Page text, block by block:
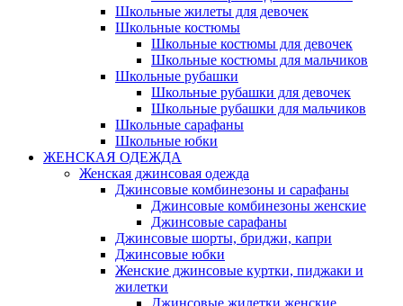
Школьные жилеты для девочек
Школьные костюмы
Школьные костюмы для девочек
Школьные костюмы для мальчиков
Школьные рубашки
Школьные рубашки для девочек
Школьные рубашки для мальчиков
Школьные сарафаны
Школьные юбки
ЖЕНСКАЯ ОДЕЖДА
Женская джинсовая одежда
Джинсовые комбинезоны и сарафаны
Джинсовые комбинезоны женские
Джинсовые сарафаны
Джинсовые шорты, бриджи, капри
Джинсовые юбки
Женские джинсовые куртки, пиджаки и
жилетки
Джинсовые жилетки женские